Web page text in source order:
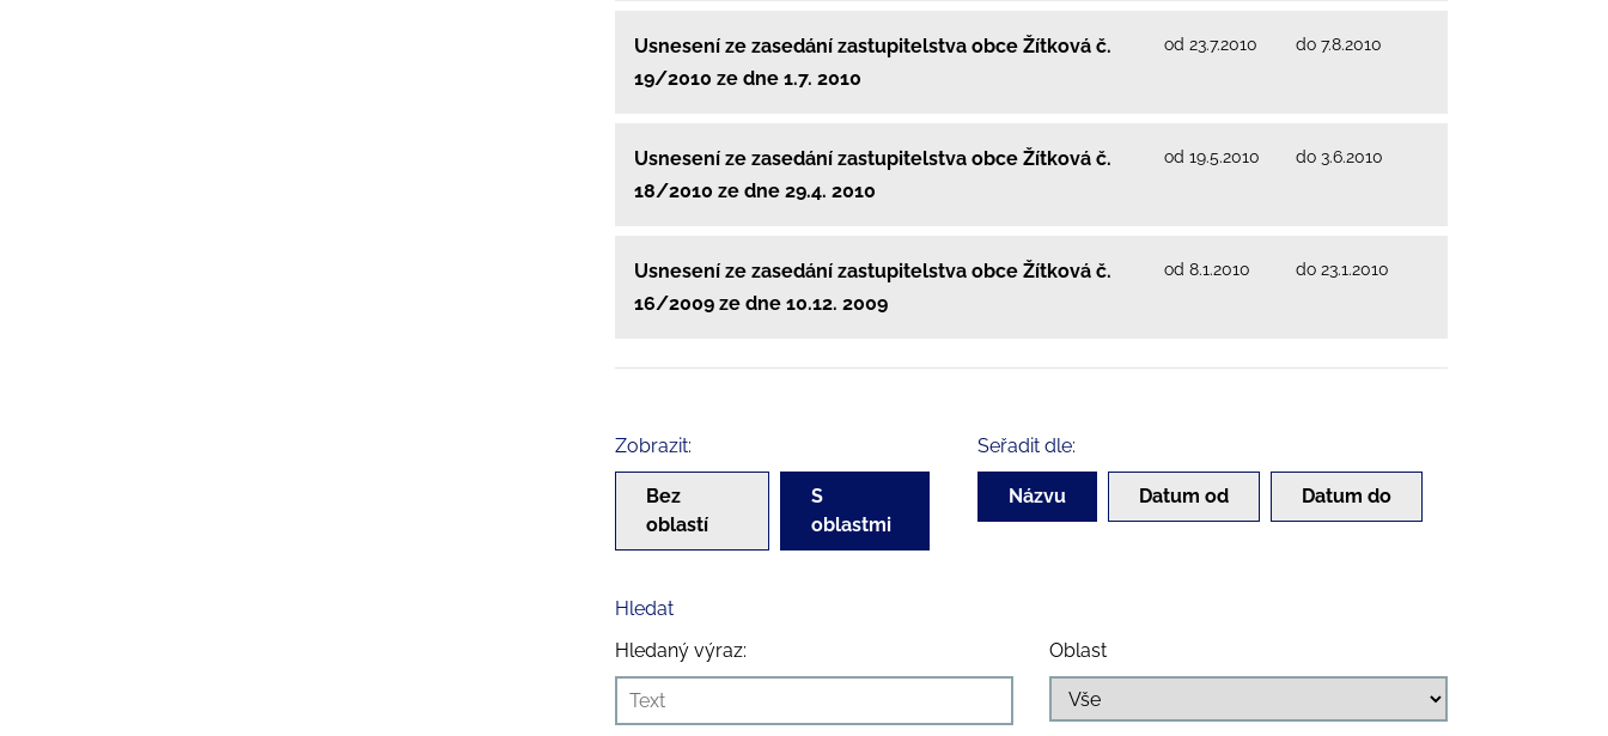
Usnesení ze zasedání zastupitelstva obce Žítková č.
19/2010 ze dne 1.7. 2010
od 23.7.2010 do 7.8.2010
Usnesení ze zasedání zastupitelstva obce Žítková č.
18/2010 ze dne 29.4. 2010
od 19.5.2010 do 3.6.2010
Usnesení ze zasedání zastupitelstva obce Žítková č.
16/2009 ze dne 10.12. 2009
od 8.1.2010 do 23.1.2010
Zobrazit:
Bez
oblastí
S
oblastmi
Seřadit dle:
Názvu Datum od Datum do
Hledat
Hledaný výraz:
Oblast